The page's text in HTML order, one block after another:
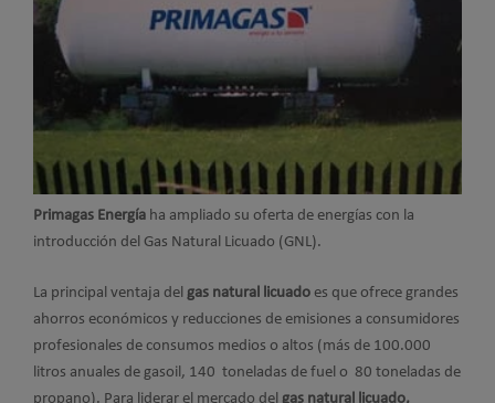
Primagas Energía ha ampliado su oferta de energías con la
introducción del Gas Natural Licuado (GNL).
La principal ventaja del gas natural licuado es que ofrece grandes
ahorros económicos y reducciones de emisiones a consumidores
profesionales de consumos medios o altos (más de 100.000
litros anuales de gasoil, 140 toneladas de fuel o 80 toneladas de
propano). Para liderar el mercado del gas natural licuado,